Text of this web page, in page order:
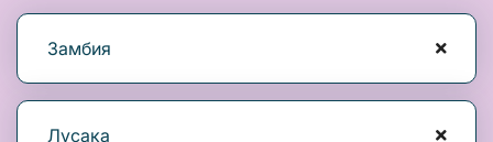
Замбия
Лусака